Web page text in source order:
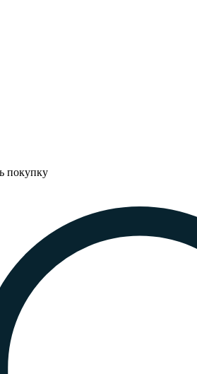
покупку